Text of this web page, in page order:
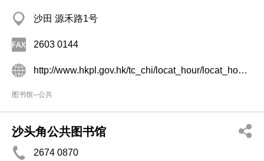
沙田 源禾路1号
2603 0144
http://www.hkpl.gov.hk/tc_chi/locat_hour/locat_hour_ll/locat_hour_ll_ntr/library_50.html
图书馆─公共
沙头角公共图书馆
2674 0870